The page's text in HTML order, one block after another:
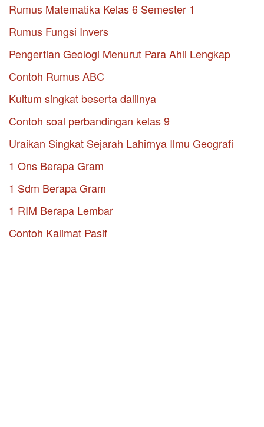
Rumus Matematika Kelas 6 Semester 1
Rumus Fungsi Invers
Pengertian Geologi Menurut Para Ahli Lengkap
Contoh Rumus ABC
Kultum singkat beserta dalilnya
Contoh soal perbandingan kelas 9
Uraikan Singkat Sejarah Lahirnya Ilmu Geografi
1 Ons Berapa Gram
1 Sdm Berapa Gram
1 RIM Berapa Lembar
Contoh Kalimat Pasif